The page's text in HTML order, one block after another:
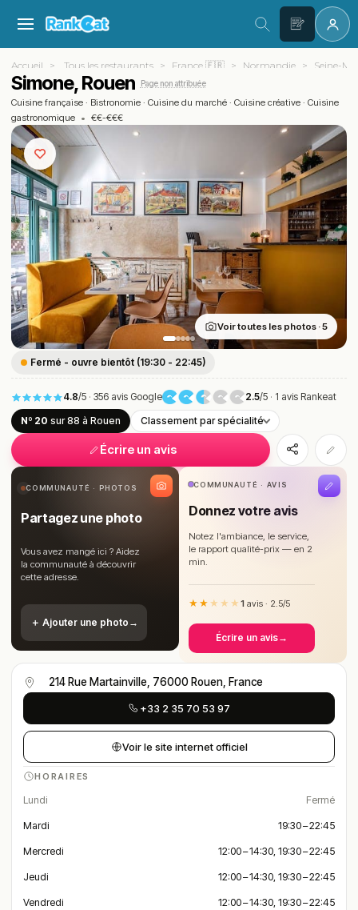
Accueil Tous les restaurants France 🇫🇷 Normandie Seine-
Simone, Rouen Page non attribuée
Cuisine française · Bistronomie · Cuisine du marché · Cuisine créative · Cuisine
gastronomique • €€-€€€
Fermé - ouvre bientôt (19:30 - 22:45)
4.8/5 · 356 avis Google 2.5/5 · 1 avis Rankeat
Nº 20 sur 88 à Rouen Classement par spécialité
Écrire un avis
Voir toutes les photos · 5
COMMUNAUTÉ · PHOTOS
Partagez une photo
Vous avez mangé ici ? Aidez
la communauté à découvrir
cette adresse.
＋ Ajouter une photo →
COMMUNAUTÉ · AVIS
Donnez votre avis
Notez l'ambiance, le service,
le rapport qualité-prix — en 2
min.
★★★ ★ ★ 1 avis · 2.5/5
Écrire un avis→
214 Rue Martainville, 76000 Rouen, France
+33 2 35 70 53 97
Voir le site internet officiel
HORAIRES
Lundi Fermé
Mardi 19:30 – 22:45
Mercredi 12:00 – 14:30, 19:30 – 22:45
Jeudi 12:00 – 14:30, 19:30 – 22:45
Vendredi 12:00 – 14:30, 19:30 – 22:45